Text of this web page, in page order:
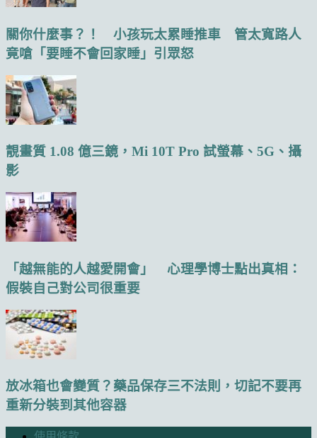
關你什麼事？！ 小孩玩太累睡推車 管太寬路人
竟嗆「要睡不會回家睡」引眾怒
靚畫質 1.08 億三鏡，Mi 10T Pro 試螢幕、5G、攝
影
「越無能的人越愛開會」 心理學博士點出真相：
假裝自己對公司很重要
放冰箱也會變質？藥品保存三不法則，切記不要再
重新分裝到其他容器